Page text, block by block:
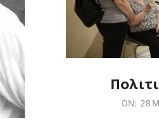
ON: 28